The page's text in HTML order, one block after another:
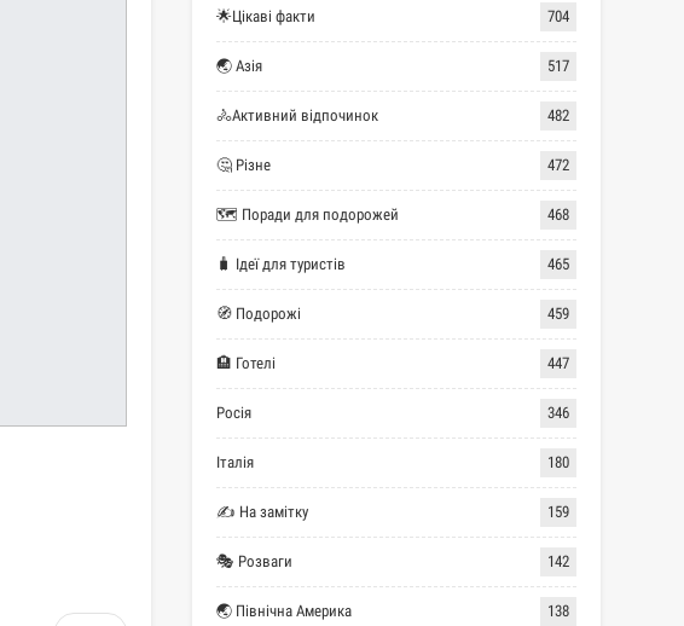
🌟Цікаві факти 704
🌏 Азія 517
🚴Активний відпочинок 482
🤔 Різне 472
🗺 Поради для подорожей 468
🧳 Ідеї для туристів 465
🧭 Подорожі 459
🏨 Готелі 447
Росія 346
Італія 180
✍ На замітку 159
🎭 Розваги 142
🌏 Північна Америка 138